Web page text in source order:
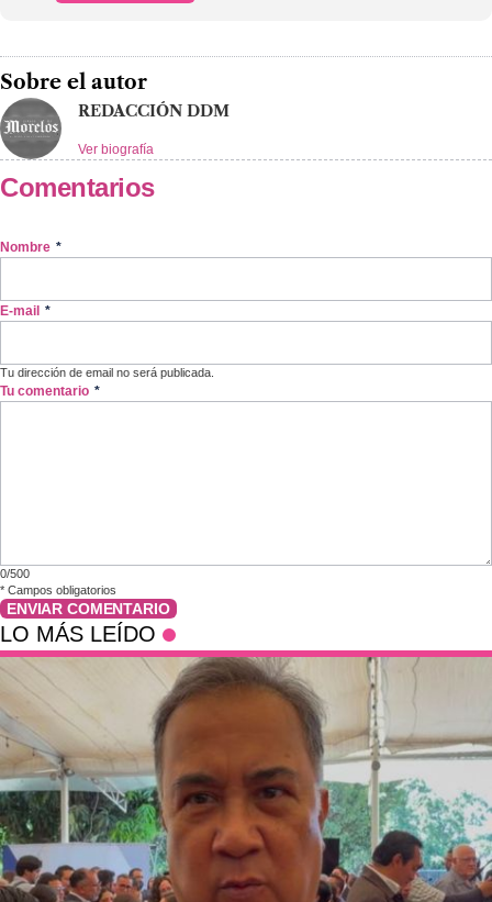
Sobre el autor
REDACCIÓN DDM
Ver biografía
Comentarios
Nombre *
E-mail *
Tu dirección de email no será publicada.
Tu comentario *
0/500
* Campos obligatorios
ENVIAR COMENTARIO
LO MÁS LEÍDO